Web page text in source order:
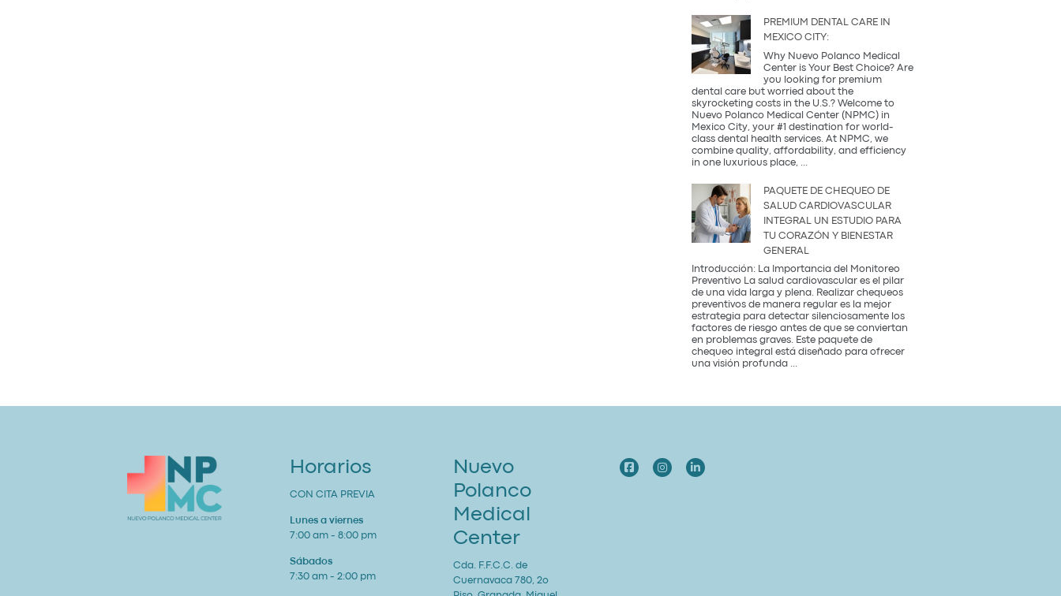
una
Descubre
la
tendencia
más
saludable
del
2026
PREMIUM DENTAL CARE IN
MEXICO CITY:
Why Nuevo Polanco Medical
Center is Your Best Choice? Are
you looking for premium
dental care but worried about the
skyrocketing costs in the U.S.? Welcome to
Nuevo Polanco Medical Center (NPMC) in
Mexico City, your #1 destination for world-
class dental health services. At NPMC, we
combine quality, affordability, and efficiency
in one luxurious place,
Care
Mexico
City:
PAQUETE DE CHEQUEO DE
SALUD CARDIOVASCULAR
INTEGRAL UN ESTUDIO PARA
TU CORAZÓN Y BIENESTAR
GENERAL
Introducción: La Importancia del Monitoreo
Preventivo La salud cardiovascular es el pilar
de una vida larga y plena. Realizar chequeos
preventivos de manera regular es la mejor
estrategia para detectar silenciosamente los
factores de riesgo antes de que se conviertan
en problemas graves. Este paquete de
chequeo integral está diseñado para ofrecer
una visión profunda ...
Horarios
CON CITA PREVIA
Lunes a viernes
7:00 am - 8:00 pm
Sábados
7:30 am - 2:00 pm
Nuevo
Polanco
Medical
Center
Cda. F.F.C.C. de
Cuernavaca 780, 2o